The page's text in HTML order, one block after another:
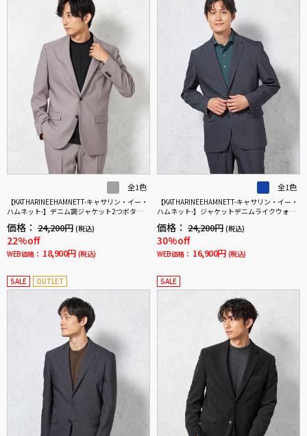
全1色
【KATHARINEEHAMNETT-キャサリン・イー・
ハムネット-】デニム調ジャケット2つボタン
レッチグレー無地
価格： 24,200円 (税込)
22%off
WEB価格： 18,900円 (税込)
全1色
【KATHARINEEHAMNETT-キャサリン・イー・
ハムネット-】ジャケットデニムライクウォッ
地
価格： 24,200円 (税込)
30%off
WEB価格： 16,900円 (税込)
SALE OUTLET SALE